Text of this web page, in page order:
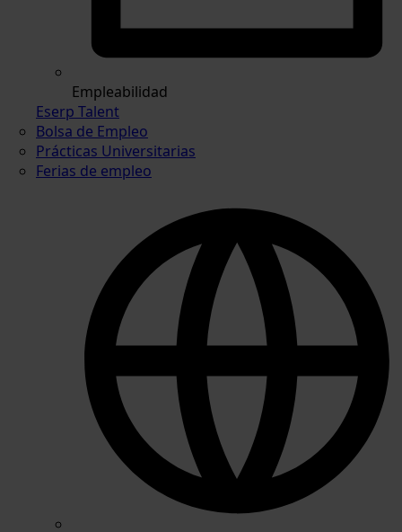
Empleabilidad
Eserp Talent
Bolsa de Empleo
Prácticas Universitarias
Ferias de empleo